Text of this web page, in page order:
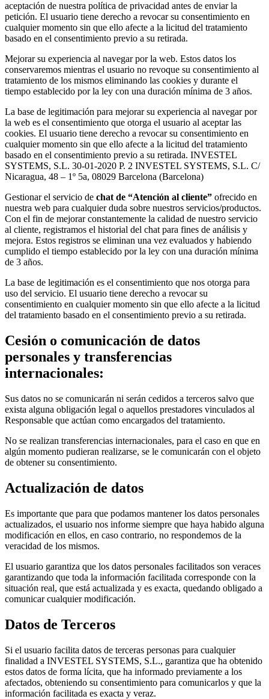
aceptación de nuestra política de privacidad antes de enviar la
petición. El usuario tiene derecho a revocar su consentimiento en
cualquier momento sin que ello afecte a la licitud del tratamiento
basado en el consentimiento previo a su retirada.
Mejorar su experiencia al navegar por la web. Estos datos los
conservaremos mientras el usuario no revoque su consentimiento al
tratamiento de los mismos eliminando las cookies y durante el
tiempo establecido por la ley con una duración mínima de 3 años.
La base de legitimación para mejorar su experiencia al navegar por
la web es el consentimiento que otorga el usuario al aceptar las
cookies. El usuario tiene derecho a revocar su consentimiento en
cualquier momento sin que ello afecte a la licitud del tratamiento
basado en el consentimiento previo a su retirada. INVESTEL
SYSTEMS, S.L. 30-01-2020 P. 2 INVESTEL SYSTEMS, S.L. C/
Nicaragua, 48 – 1º 5a, 08029 Barcelona (Barcelona)
Gestionar el servicio de chat de “Atención al cliente” ofrecido en
nuestra web para cualquier duda sobre nuestros servicios/productos.
Con el fin de mejorar constantemente la calidad de nuestro servicio
al cliente, registramos el historial del chat para fines de análisis y
mejora. Estos registros se eliminan una vez evaluados y habiendo
cumplido el tiempo establecido por la ley con una duración mínima
de 3 años.
La base de legitimación es el consentimiento que nos otorga para
uso del servicio. El usuario tiene derecho a revocar su
consentimiento en cualquier momento sin que ello afecte a la licitud
del tratamiento basado en el consentimiento previo a su retirada.
Cesión o comunicación de datos
personales y transferencias
internacionales:
Sus datos no se comunicarán ni serán cedidos a terceros salvo que
exista alguna obligación legal o aquellos prestadores vinculados al
Responsable que actúan como encargados del tratamiento.
No se realizan transferencias internacionales, para el caso en que en
algún momento pudieran realizarse, se le comunicarán con el objeto
de obtener su consentimiento.
Actualización de datos
Es importante que para que podamos mantener los datos personales
actualizados, el usuario nos informe siempre que haya habido alguna
modificación en ellos, en caso contrario, no respondemos de la
veracidad de los mismos.
El usuario garantiza que los datos personales facilitados son veraces
garantizando que toda la información facilitada corresponde con la
situación real, que está actualizada y es exacta, quedando obligado a
comunicar cualquier modificación.
Datos de Terceros
Si el usuario facilita datos de terceras personas para cualquier
finalidad a INVESTEL SYSTEMS, S.L., garantiza que ha obtenido
estos datos de forma lícita, que ha informado previamente a los
afectados, obteniendo su consentimiento para comunicarlos y que la
información facilitada es exacta y veraz.